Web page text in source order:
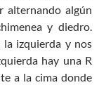
alternando algún
y diedro.
la izquierda y nos
hay una R
a la cima donde